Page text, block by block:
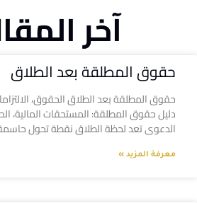
آخر
حقوق المطلقة بعد الطلاق
حقوق المطلقة بعد الطلاق الحقوق،
دليل حقوق المطلقة: المستحقات المالية،
الدعوى تعد لحظة الطلاق نقطة تحول
معرفة المزيد »